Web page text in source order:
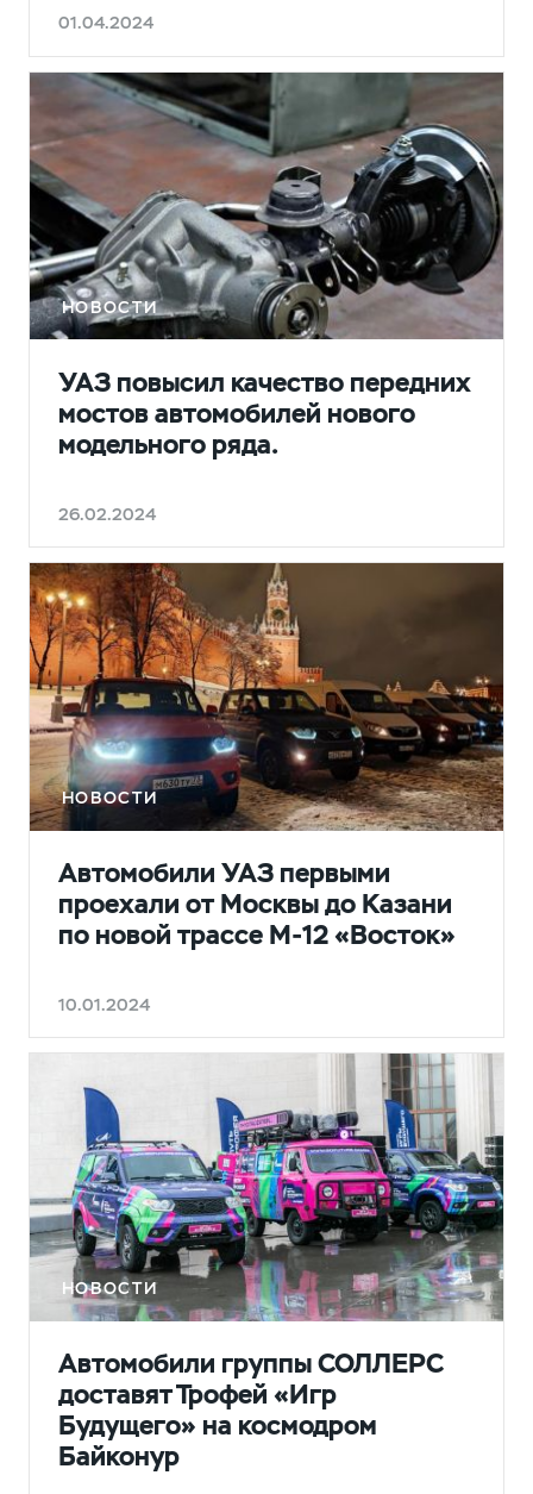
01.04.2024
НОВОСТИ
УАЗ повысил качество передних
мостов автомобилей нового
модельного ряда.
26.02.2024
НОВОСТИ
Автомобили УАЗ первыми
проехали от Москвы до Казани
по новой трассе М-12 «Восток»
10.01.2024
НОВОСТИ
Автомобили группы СОЛЛЕРС
доставят Трофей «Игр
Будущего» на космодром
Байконур